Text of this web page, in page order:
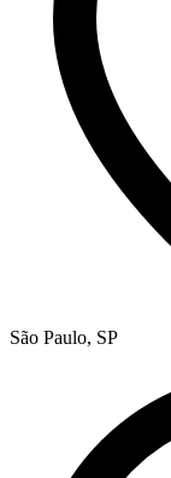
São Paulo, SP